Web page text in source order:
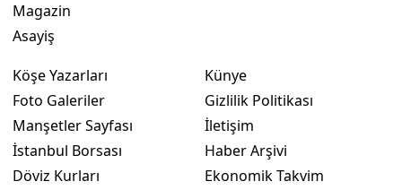
Magazin
Asayiş
Köşe Yazarları
Foto Galeriler
Manşetler Sayfası
İstanbul Borsası
Döviz Kurları
Künye
Gizlilik Politikası
İletişim
Haber Arşivi
Ekonomik Takvim